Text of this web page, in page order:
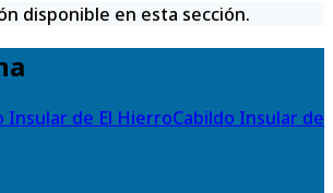
disponible en esta sección.
Cabildo Insular de